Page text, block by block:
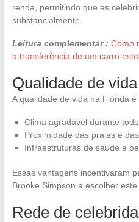
renda, permitindo que as
substancialmente.
Leitura complementar : Como
a transferência de um carro
Qualidade de vida
A qualidade de vida na Flórida
Clima agradável durante
Proximidade das praias e
Infraestruturas de saúde e
Essas vantagens incentivaram
Brooke Simpson a escolher
Rede de